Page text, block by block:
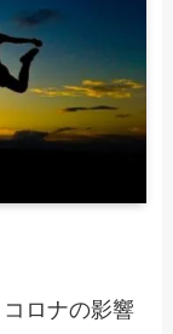
ロナの影響